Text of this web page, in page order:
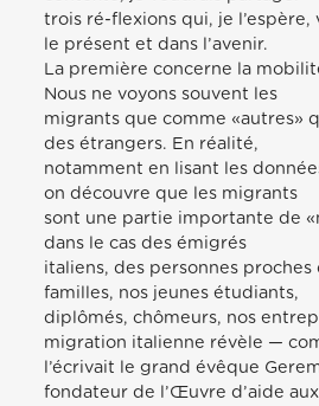
trois ré-flexions qui, je l’espère,
le présent et dans l’avenir.
La première concerne la
Nous ne voyons souvent les
migrants que comme «autres»
des étrangers. En réalité,
notamment en lisant les
on découvre que les migrants
sont une partie importante de
dans le cas des émigrés
italiens, des personnes proches
familles, nos jeunes étudiants,
diplômés, chômeurs, nos
migration italienne révèle —
l’écrivait le grand évêque
fondateur de l’Œuvre d’aide aux